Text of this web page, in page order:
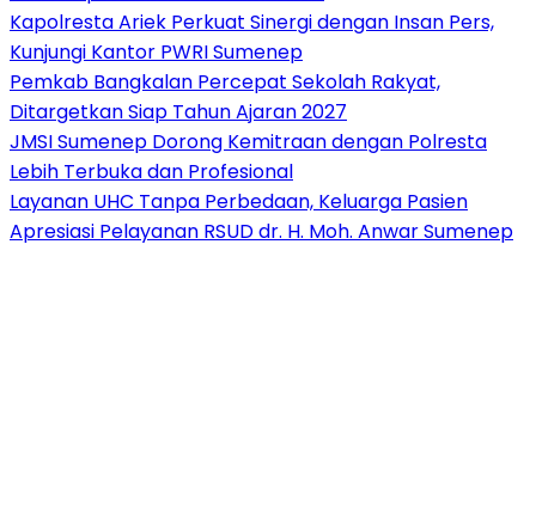
Kapolresta Ariek Perkuat Sinergi dengan Insan Pers,
Kunjungi Kantor PWRI Sumenep
Pemkab Bangkalan Percepat Sekolah Rakyat,
Ditargetkan Siap Tahun Ajaran 2027
JMSI Sumenep Dorong Kemitraan dengan Polresta
Lebih Terbuka dan Profesional
Layanan UHC Tanpa Perbedaan, Keluarga Pasien
Apresiasi Pelayanan RSUD dr. H. Moh. Anwar Sumenep